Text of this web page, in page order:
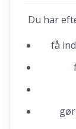
Du har
få